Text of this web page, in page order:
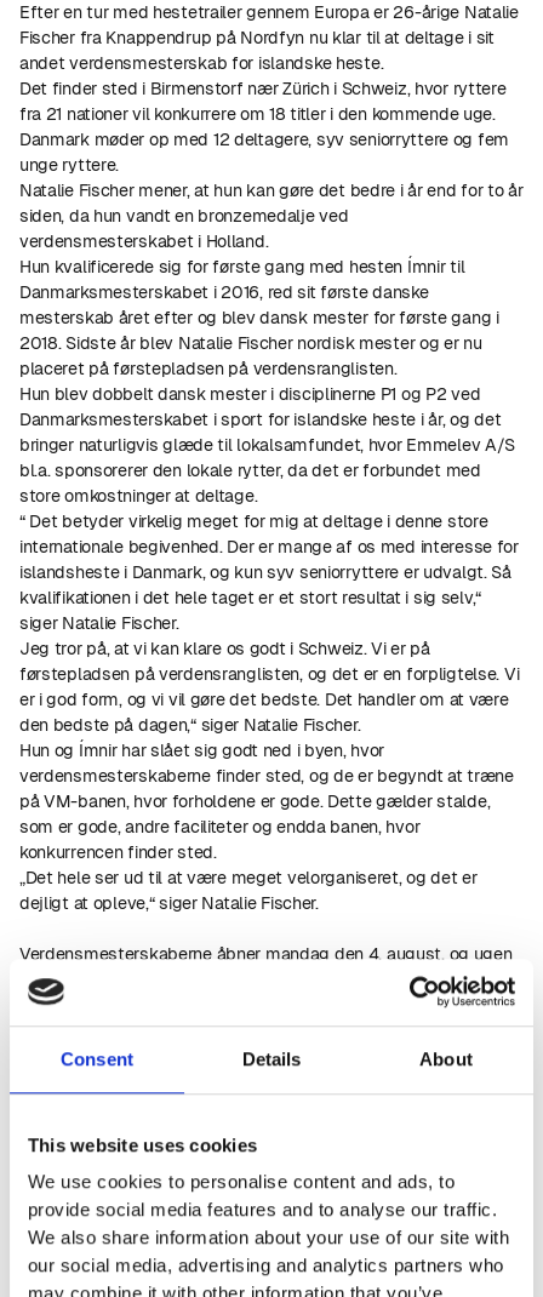
Consent Details About
This website uses cookies
We use cookies to personalise content and ads, to
provide social media features and to analyse our traffic.
We also share information about your use of our site with
our social media, advertising and analytics partners who
Efter en tur med hestetrailer gennem Europa er 26-årige Natalie
Fischer fra Knappendrup på Nordfyn nu klar til at deltage i sit
andet verdensmesterskab for islandske heste.
Det finder sted i Birmenstorf nær Zürich i Schweiz, hvor ryttere
fra 21 nationer vil konkurrere om 18 titler i den kommende uge.
Danmark møder op med 12 deltagere, syv seniorryttere og fem
unge ryttere.
Natalie Fischer mener, at hun kan gøre det bedre i år end for to år
siden, da hun vandt en bronzemedalje ved
verdensmesterskabet i Holland.
Hun kvalificerede sig for første gang med hesten Ímnir til
Danmarksmesterskabet i 2016, red sit første danske
mesterskab året efter og blev dansk mester for første gang i
2018. Sidste år blev Natalie Fischer nordisk mester og er nu
placeret på førstepladsen på verdensranglisten.
Hun blev dobbelt dansk mester i disciplinerne P1 og P2 ved
Danmarksmesterskabet i sport for islandske heste i år, og det
bringer naturligvis glæde til lokalsamfundet, hvor Emmelev A/S
bl.a. sponsorerer den lokale rytter, da det er forbundet med
store omkostninger at deltage.
“ Det betyder virkelig meget for mig at deltage i denne store
internationale begivenhed. Der er mange af os med interesse for
islandsheste i Danmark, og kun syv seniorryttere er udvalgt. Så
kvalifikationen i det hele taget er et stort resultat i sig selv,“
siger Natalie Fischer.
Jeg tror på, at vi kan klare os godt i Schweiz. Vi er på
førstepladsen på verdensranglisten, og det er en forpligtelse. Vi
er i god form, og vi vil gøre det bedste. Det handler om at være
den bedste på dagen,“ siger Natalie Fischer.
Hun og Ímnir har slået sig godt ned i byen, hvor
verdensmesterskaberne finder sted, og de er begyndt at træne
på VM-banen, hvor forholdene er gode. Dette gælder stalde,
som er gode, andre faciliteter og endda banen, hvor
konkurrencen finder sted.
„Det hele ser ud til at være meget velorganiseret, og det er
dejligt at opleve,“ siger Natalie Fischer.
Verdensmesterskaberne åbner mandag den 4. august, og ugen
byder på konkurrencer inden for forskellige discipliner. Natalie
Fischer vil være i aktion torsdag, fredag og lørdag. Hun deltager i
to discipliner. Den ene, P1, handler om at være hurtigste over en
afstand på 250 meter, hvor de første 50 meter kan bruges til at
shopping, kulturelle begivenheder og en international atmosfære.
30.000 besøgende forventes i løbet af ugen.
„Jeg kender min hest godt. Mine forældre har altid haft
islandsheste, og vi købte Ímnir i 2013, da den var fem år
gammel. Det var ikke en konkurrencehest dengang, men det er
blevet det siden, og i 2018 vandt vi det første danske